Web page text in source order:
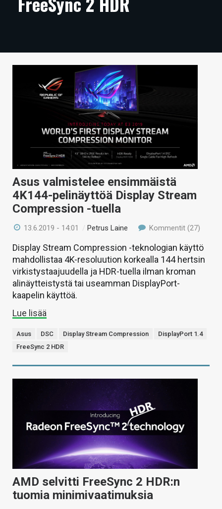
ARTIKKELIT
TECHBBS
VAIHDA TEEMA
HAKU
Asus valmistelee ensimmäistä
4K144-pelinäyttöä Display Stream
Compression -tuella
13.6.2019 - 14:01 /Petrus Laine Kommentit (27)
Display Stream Compression -teknologian käyttö
mahdollistaa 4K-resoluution korkealla 144 hertsin
virkistystaajuudella ja HDR-tuella ilman kroman
alinäytteistystä tai useamman DisplayPort-
kaapelin käyttöä.
Lue lisää
Asus DSC Display Stream Compression
DisplayPort 1.4
FreeSync 2 HDR
AMD selvitti FreeSync 2 HDR:n
tuomia minimivaatimuksia